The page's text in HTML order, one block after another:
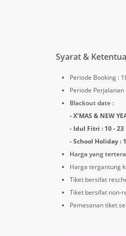
Syarat &
Periode Booking :
Periode
Blackout date :
- X’MAS & NEW
- Idul Fitri : 10 - 23
- School Holiday :
Harga yang
Harga tergantung
Tiket bersifat
Tiket bersifat non-
Pemesanan tiket